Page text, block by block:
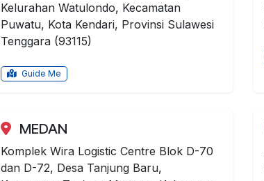
Kelurahan Watulondo, Kecamatan
Puwatu, Kota Kendari, Provinsi Sulawesi
Tenggara (93115)
Guide Me
MEDAN
Komplek Wira Logistic Centre Blok D-70
dan D-72, Desa Tanjung Baru,